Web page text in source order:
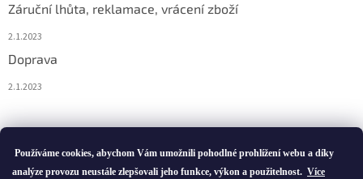
Používáme cookies, abychom Vám umožnili pohodlné prohlížení webu a díky
analýze provozu neustále zlepšovali jeho funkce, výkon a použitelnost. Více
Záruční lhůta, reklamace, vrácení zboží
2.1.2023
Doprava
2.1.2023
Vytvořil Shoptet